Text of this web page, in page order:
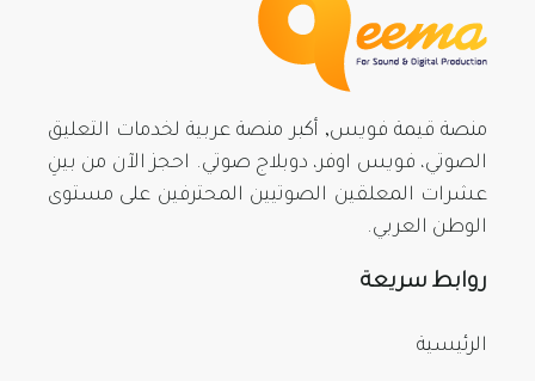
منصة قيمة فويس, أكبر منصة عربية لخدمات التعليق
الصوتي، فويس اوفر، دوبلاج صوتي. احجز الآن من بينِ
عشرات المعلقين الصوتيين المحترفين على مستوى
الوطن العربي.
روابط سريعة
الرئيسية